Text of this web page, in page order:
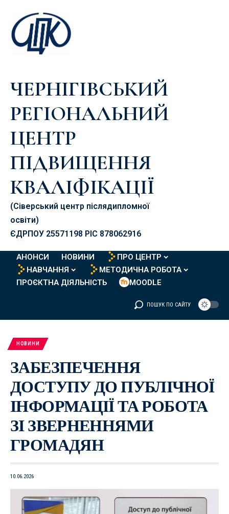
ЧЕРНІГІВСЬКИЙ
РЕГІОНАЛЬНИЙ
ЦЕНТР
ПІДВИЩЕННЯ
КВАЛІФІКАЦІЇ
(Сіверський центр післядипломної
освіти)
ЄДРПОУ 25571198 PIC 878062916
АНОНСИ НОВИНИ
ПРО ЦЕНТР
НАВЧАННЯ
МЕТОДИЧНА РОБОТА
ПРОЄКТНА ДІЯЛЬНІСТЬ
MOODLE
ПОШУК ПО САЙТУ
НОВИНИ
ЗАБЕЗПЕЧЕННЯ
ДОСТУПУ ДО ПУБЛІЧНОЇ
ІНФОРМАЦІЇ ТА РОБОТА
ЗІ ЗВЕРНЕННЯМИ
ГРОМАДЯН
10.06.2026